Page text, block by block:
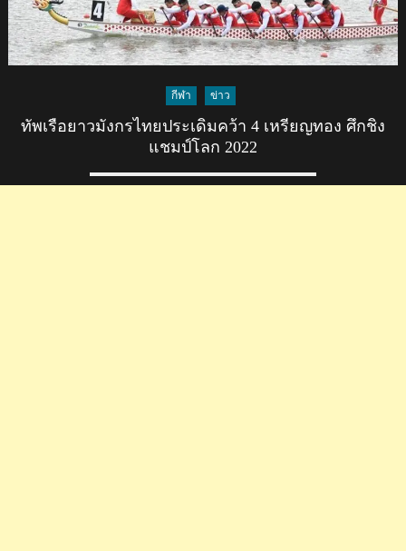
กีฬา ข่าว
ทัพเรือยาวมังกรไทยประเดิมคว้า 4 เหรียญทอง ศึกชิง
แชมป์โลก 2022